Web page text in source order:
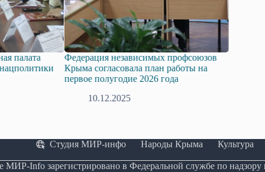
Федерация независимых профсоюзов
Крыма согласовала план работы на
первое полугодие 2026 года
10.12.2025
В Крыму прошёл
концерт в честь
Студия МИР-инфо Народы Крыма Культура
МИР-Info зарегистрировано в Федеральной службе по